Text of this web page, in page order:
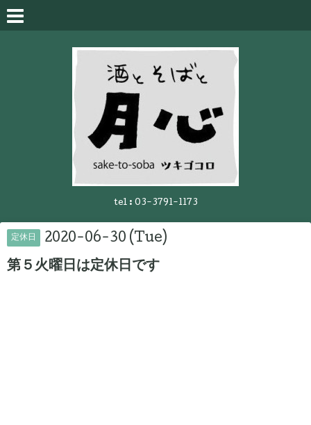
tel : 03-3791-1173
定休日 2020-06-30 (Tue)
第５火曜日は定休日です